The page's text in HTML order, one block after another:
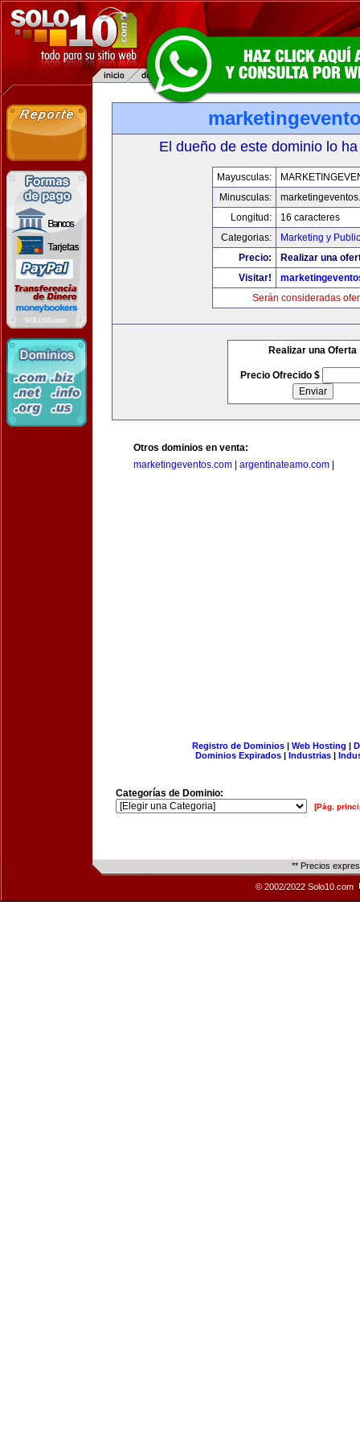
El dueño de este dominio lo
Mayusculas:
Minusculas:
Longitud:
16 caracteres
Categorias:
Marketing y
Precio:
Realizar una
Visitar!
Serán consideradas
Realizar una Oferta
Precio Ofrecido $
Otros dominios en venta:
marketingeventos.com
argentinateamo.com
Registro de Dominios| Web Hosting |
Dominios Expirados | Industrias |
Categorías de Dominio:
[Pág.
** Precios
© 2002/2022 Solo10.com